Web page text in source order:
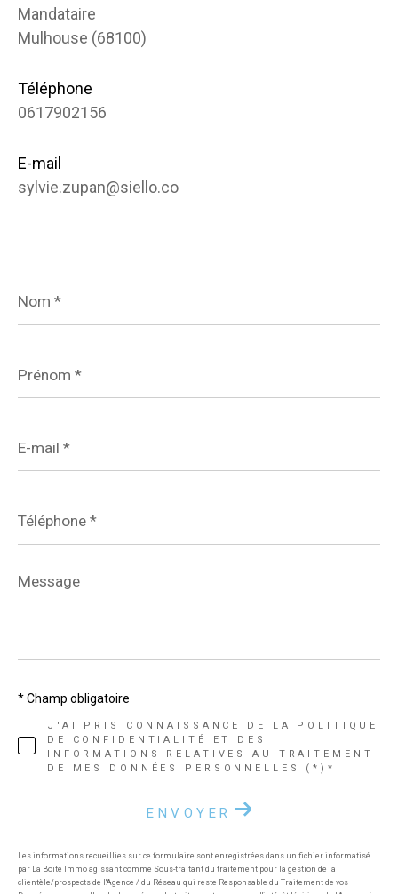
Mandataire
Mulhouse (68100)
Téléphone
0617902156
E-mail
sylvie.zupan@siello.co
*
*
mail
*
*
Message
*
J'AI PRIS CONNAISSANCE DE LA POLITIQUE
DE CONFIDENTIALITÉ ET DES
INFORMATIONS RELATIVES AU TRAITEMENT
DE MES DONNÉES PERSONNELLES (*)*
* Champ obligatoire
ENVOYER
Les informations recueillies sur ce formulaire sont enregistrées dans un fichier informatisé
par La Boite Immo agissant comme Sous-traitant du traitement pour la gestion de la
clientèle/prospects de l'Agence / du Réseau qui reste Responsable du Traitement de vos